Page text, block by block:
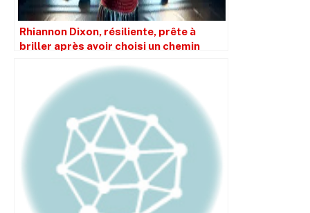
Rhiannon Dixon, résiliente, prête à
briller après avoir choisi un chemin